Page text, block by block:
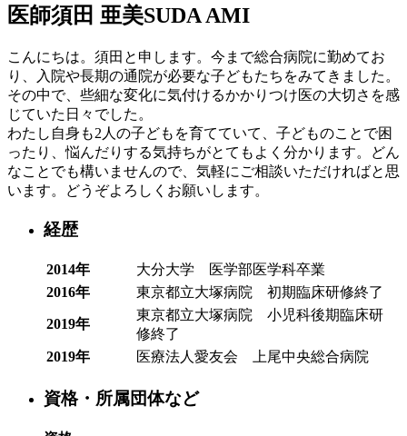
医師須田 亜美SUDA AMI
こんにちは。須田と申します。今まで総合病院に勤めてお
り、入院や長期の通院が必要な子どもたちをみてきました。
その中で、些細な変化に気付けるかかりつけ医の大切さを感
じていた日々でした。
わたし自身も2人の子どもを育てていて、子どものことで困
ったり、悩んだりする気持ちがとてもよく分かります。どん
なことでも構いませんので、気軽にご相談いただければと思
います。どうぞよろしくお願いします。
経歴
2014年
大分大学 医学部医学科卒業
2016年
東京都立大塚病院 初期臨床研修終了
2019年
東京都立大塚病院 小児科後期臨床研
修終了
2019年
医療法人愛友会 上尾中央総合病院
資格・所属団体など